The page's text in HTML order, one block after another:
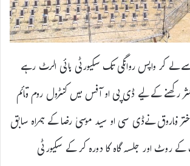
لے کر واپس روانگی تک سکیورٹی ہائی الرٹ رہے
رکھنے کے لیے ڈی پی او آفس میں کنٹرول روم قائم
فاروق نےڈی سی او سید موسیٰ رضا کے ہمراہ سابق
کے روٹ اور جلسہ گاہ کا دورہ کر کے سکیورٹی